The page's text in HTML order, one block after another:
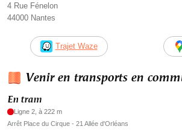
4 Rue Fénelon
44000 Nantes
Trajet Waze
Venir en transports en
En tram
Ligne 2, à 222 m
Arrêt Place du Cirque - 21 Allée d'Orléans